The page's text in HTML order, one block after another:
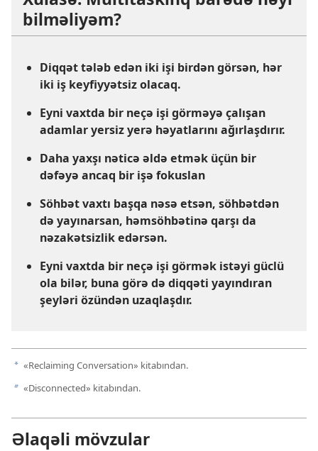
bilməliyəm?
Diqqət tələb edən iki işi birdən görsən, hər
iki iş keyfiyyətsiz olacaq.
Eyni vaxtda bir neçə işi görməyə çalışan
adamlar yersiz yerə həyatlarını ağırlaşdırır.
Daha yaxşı nəticə əldə etmək üçün bir
dəfəyə ancaq bir işə fokuslan
Söhbət vaxtı başqa nəsə etsən, söhbətdən
də yayınarsan, həmsöhbətinə qarşı da
nəzakətsizlik edərsən.
Eyni vaxtda bir neçə işi görmək istəyi güclü
ola bilər, buna görə də diqqəti yayındıran
şeyləri özündən uzaqlaşdır.
a «Reclaiming Conversation» kitabından.
b «Disconnected» kitabından.
Əlaqəli mövzular